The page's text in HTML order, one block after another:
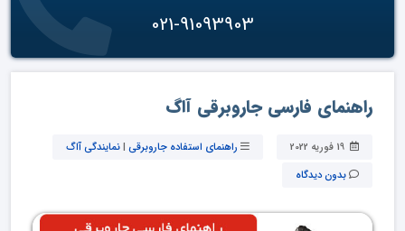
021-91093903
راهنمای فارسی جاروبرقی آاگ
راهنمای استفاده جاروبرقی |نمایندگی آاگ
بدون دیدگاه